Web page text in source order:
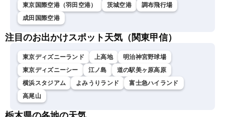
東京国際空港（羽田空港） 茨城空港
調布飛行場
成田国際空港
注目のお出かけスポット天気（関東甲信）
東京ディズニーランド 上高地
明治神宮野球場
東京ディズニーシー
江ノ島
道の駅美ヶ原高原
横浜スタジアム
よみうりランド
富士急ハイランド
高尾山